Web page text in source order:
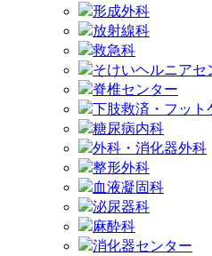
形成外科
放射線科
救急科
そけいヘルニアセ
脊椎センター
下肢救済・フット
糖尿病内科
外科・消化器外科
整形外科
血液凝固科
泌尿器科
麻酔科
消化器センター